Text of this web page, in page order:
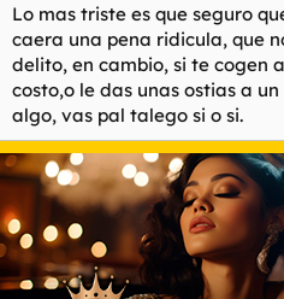
Lo mas triste es que seguro
caera una pena ridicula, que
delito, en cambio, si te cogen
costo,o le das unas ostias a
algo, vas pal talego si o si.